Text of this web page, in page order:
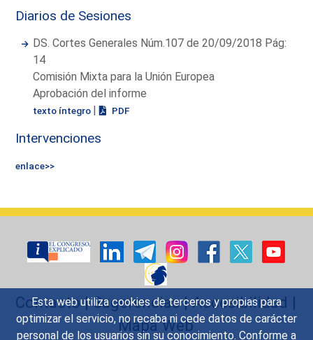
Esta web utiliza cookies de terceros y propias para
optimizar el servicio, no recaba ni cede datos de carácter
personal de los usuarios sin su conocimiento. Conforme a
Diarios de Sesiones
DS. Cortes Generales Núm.107 de 20/09/2018 Pág:
14
Comisión Mixta para la Unión Europea
Aprobación del informe
texto íntegro | PDF
Intervenciones
enlace>>
Contacto|Sugerencias|Accesibilidad |
Mapa Web